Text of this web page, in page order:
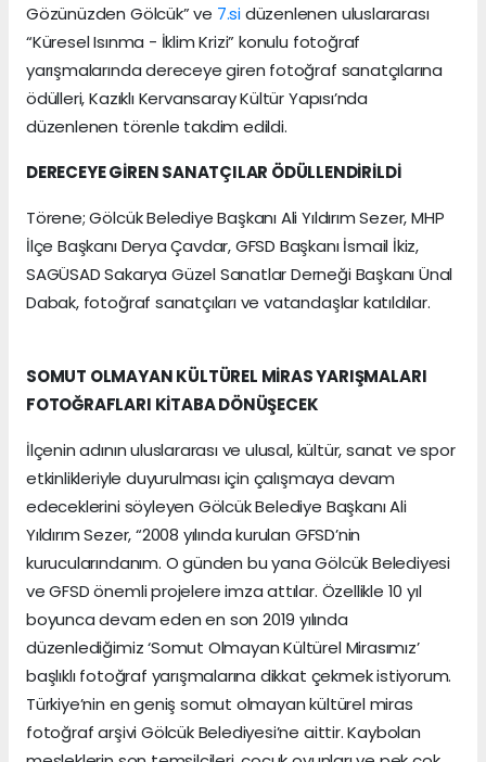
Gözünüzden Gölcük” ve 7.sidüzenlenen uluslararası
“Küresel Isınma - İklim Krizi” konulu fotoğraf
yarışmalarında dereceye giren fotoğraf sanatçılarına
ödülleri, Kazıklı Kervansaray Kültür Yapısı’nda
düzenlenen törenle takdim edildi.
DERECEYE GİREN SANATÇILAR ÖDÜLLENDİRİLDİ
Törene; Gölcük Belediye Başkanı Ali Yıldırım Sezer, MHP
İlçe Başkanı Derya Çavdar, GFSD Başkanı İsmail İkiz,
SAGÜSAD Sakarya Güzel Sanatlar Derneği Başkanı Ünal
Dabak, fotoğraf sanatçıları ve vatandaşlar katıldılar.
SOMUT OLMAYAN KÜLTÜREL MİRAS YARIŞMALARI
FOTOĞRAFLARI KİTABA DÖNÜŞECEK
İlçenin adının uluslararası ve ulusal, kültür, sanat ve spor
etkinlikleriyle duyurulması için çalışmaya devam
edeceklerini söyleyen Gölcük Belediye Başkanı Ali
Yıldırım Sezer, “2008 yılında kurulan GFSD’nin
kurucularındanım. O günden bu yana Gölcük Belediyesi
ve GFSD önemli projelere imza attılar. Özellikle 10 yıl
boyunca devam eden en son 2019 yılında
düzenlediğimiz ‘Somut Olmayan Kültürel Mirasımız’
başlıklı fotoğraf yarışmalarına dikkat çekmek istiyorum.
Türkiye’nin en geniş somut olmayan kültürel miras
fotoğraf arşivi Gölcük Belediyesi’ne aittir. Kaybolan